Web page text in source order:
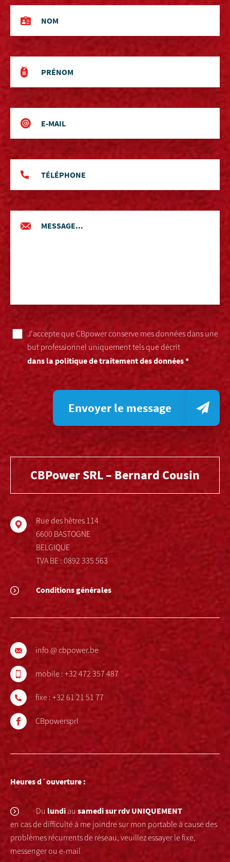
J'accepte que CBpower conserve mes données dans une
but professionnel uniquement tels que décrit
dans la politique de traitement des données *
Envoyer le message
CBPower SRL – Bernard Cousin
Rue des hêtres 114
6600 BASTOGNE
BELGIQUE
TVA BE : 0892 335 563
Conditions générales
info @ cbpower.be
mobile : +32 472 357 487
fixe : +32 61 21 51 77
CBpowersprl
Heures d´ouverture :
Du lundi au samedisur rdv UNIQUEMENT
en cas de difficulté à me joindre sur mon portable à cause des
problèmes récurrents de réseau, veuillez essayer le fixe,
messenger ou e-mail